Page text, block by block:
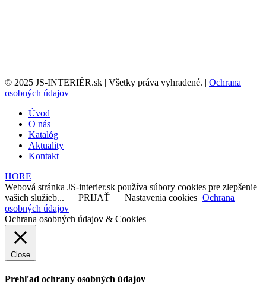
© 2025 JS-INTERIÉR.sk | Všetky práva vyhradené. | Ochrana
osobných údajov
Úvod
O nás
Katalóg
Aktuality
Kontakt
HORE
Webová stránka JS-interier.sk používa súbory cookies pre zlepšenie
vašich služieb...
PRIJAŤ Nastavenia cookies Ochrana
osobných údajov
Ochrana osobných údajov & Cookies
Close
Prehľad ochrany osobných údajov